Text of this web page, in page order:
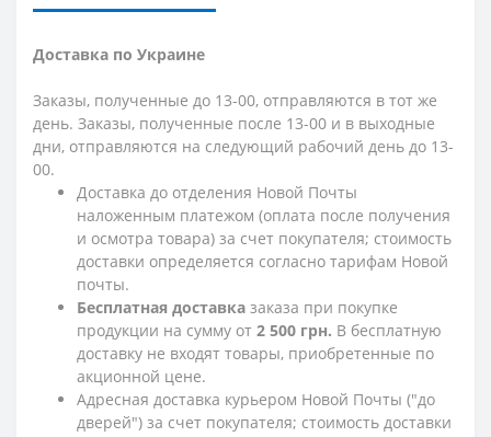
Доставка по Украине
Заказы, полученные до 13-00, отправляются в тот же
день. Заказы, полученные после 13-00 и в выходные
дни, отправляются на следующий рабочий день до 13-
00.
Доставка до отделения Новой Почты
наложенным платежом (оплата после получения
и осмотра товара) за счет покупателя; стоимость
доставки определяется согласно тарифам Новой
почты.
Бесплатная доставка заказа при покупке
продукции на сумму от 2 500 грн. В бесплатную
доставку не входят товары, приобретенные по
акционной цене.
Адресная доставка курьером Новой Почты ("до
дверей") за счет покупателя; стоимость доставки